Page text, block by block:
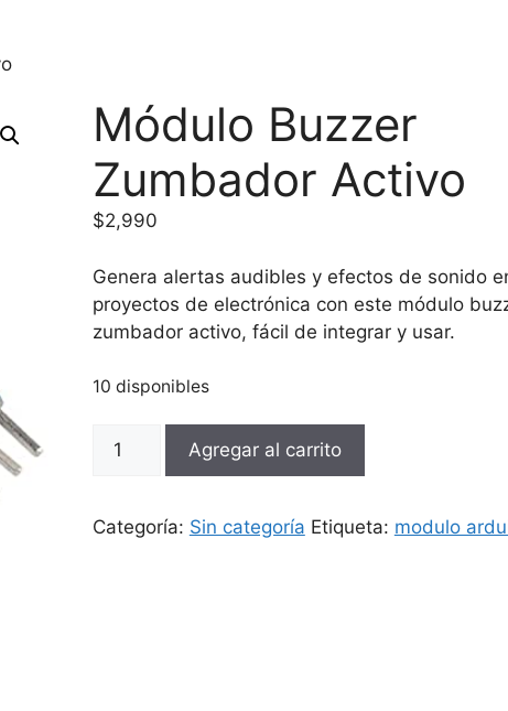
Módulo Buzzer
Zumbador Activo
$2,990
Genera alertas audibles y efectos de sonido
proyectos de electrónica con este módulo
zumbador activo, fácil de integrar y usar.
10 disponibles
Módulo
Activo
Agregar al carrito
Categoría: Sin categoría Etiqueta: modulo